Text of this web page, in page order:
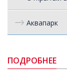
Аквапарк
ПОДРОБНЕЕ